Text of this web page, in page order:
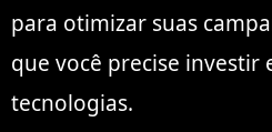
para otimizar suas
que você precise investir
tecnologias.